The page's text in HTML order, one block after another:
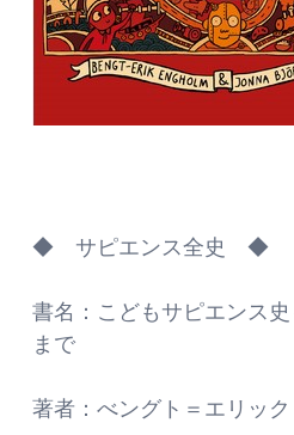
◆ サピエンス全史 ◆
書名：こどもサピエンス
まで
著者：べングト＝エリッ